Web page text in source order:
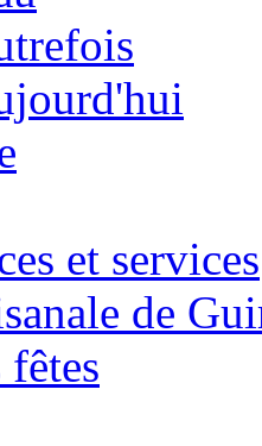
et services
de
fêtes